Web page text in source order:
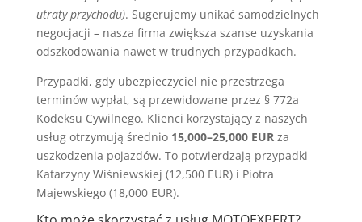
utraty przychodu). Sugerujemy unikać samodzielnych
negocjacji – nasza firma zwiększa szanse uzyskania
odszkodowania nawet w trudnych przypadkach.
Przypadki, gdy ubezpieczyciel nie przestrzega
terminów wypłat, są przewidowane przez § 772a
Kodeksu Cywilnego. Klienci korzystający z naszych
usług otrzymują średnio 15,000–25,000 EURza
uszkodzenia pojazdów. To potwierdzają przypadki
Katarzyny Wiśniewskiej (12,500 EUR) i Piotra
Majewskiego (18,000 EUR).